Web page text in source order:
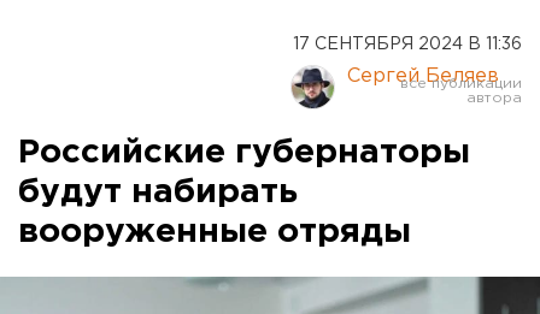
17 СЕНТЯБРЯ 2024 В 11:36
Сергей Беляев
Российские губернаторы
будут набирать
вооруженные отряды